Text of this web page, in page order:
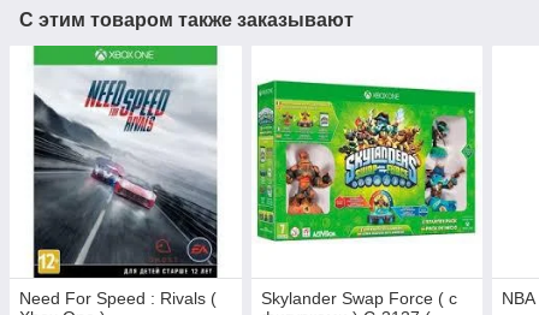
С этим товаром также заказывают
Need For Speed : Rivals (
Skylander Swap Force ( с